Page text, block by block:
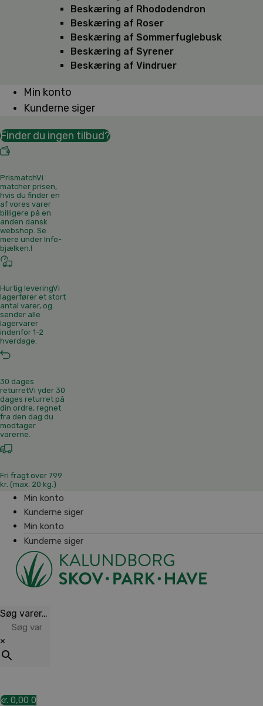
Beskæring af Rhododendron
Beskæring af Roser
Beskæring af Sommerfuglebusk
Beskæring af Syrener
Beskæring af Vindruer
Min konto
Kunderne siger
Finder du ingen tilbud?
PrismatchVi
matcher prisen,
hvis du finder en
af vores varer
billigere på en
anden dansk
webshop. Se
mere under Info-
bjælken.!
Hurtig leveringVi
lagerfører et stort
antal varer, og
sender alle
lagervarer
indenfor 1-2
hverdage.
30 dages
returretVi yder 30
dages returret på
din ordre, regnet
fra den dag du
modtager
varerne.
Fri fragt over 799
kr. (max. 20 kg.)
Min konto
Kunderne siger
Min konto
Kunderne siger
Søg varer…
×
kr. 0,00 0